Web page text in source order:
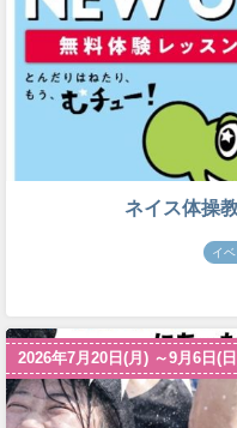
ネイス体操
イ
2026年7月20日(月) ～9月6日(